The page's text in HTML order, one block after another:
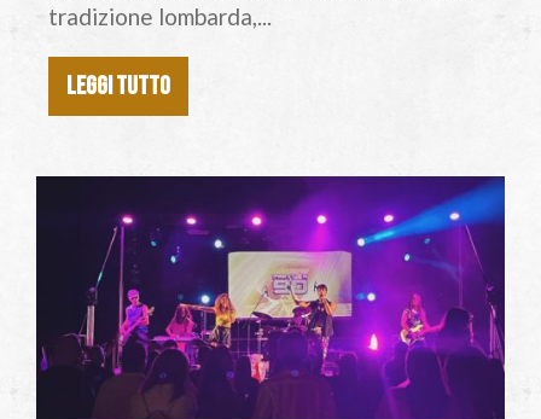
tradizione lombarda,...
LEGGI TUTTO